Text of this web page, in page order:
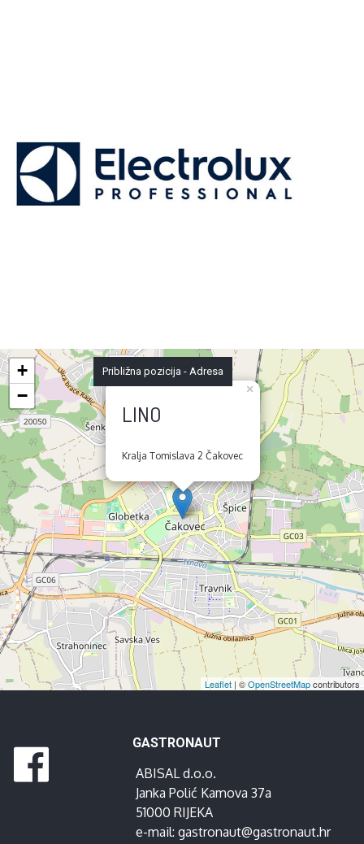
LINO
Kralja Tomislava 2 Čakovec
×
+
−
Leaflet | ©OpenStreetMapcontributors
Približna pozicija - Adresa
GASTRONAUT
ABISAL d.o.o.
Janka Polić Kamova 37a
51000 RIJEKA
e-mail: gastronaut@gastronaut.hr